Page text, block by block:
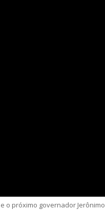
o próximo governador Jerônimo